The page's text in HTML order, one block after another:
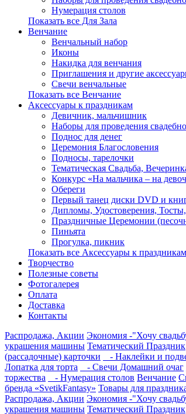
Нумерация столов
Показать все Для Зала
Венчание
Венчальный набор
Иконы
Накидка для венчания
Приглашения и другие
Свечи венчальные
Показать все Венчание
Аксессуары к праздникам
Девичник, мальчишник
Наборы для проведения
Поднос для денег
Церемония Благословения
Подносы, тарелочки
Тематическая Свадьба,
Конкурс «На мальчика – на
Обереги
Первый танец диски DVD и
Дипломы, Удостоверения,
Праздничные Церемонии
Пиньята
Прогулка, пикник
Показать все Аксессуары к праздникам
Творчество
Полезные советы
Фотогалерея
Оплата
Доставка
Контакты
Распродажа, Акции Экономия -"Хочу
украшения машины Тематический Праздник
(рассадочные) карточки
- Наклейки и
Лопатка для торта
- Свечи Домашний очаг
торжества
- Нумерация столов Венчание
бренда «SvetikFantasy» Товары для
Распродажа, Акции Экономия -"Хочу
украшения машины Тематический Праздник